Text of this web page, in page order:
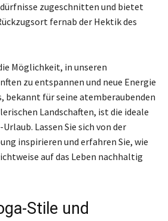
zugeschnitten und bietet
fernab der Hektik des
Möglichkeit, in unseren
zu entspannen und neue Energie
bekannt für seine atemberaubenden
Landschaften, ist die ideale
Lassen Sie sich von der
inspirieren und erfahren Sie, wie
auf das Leben nachhaltig
Stile und